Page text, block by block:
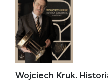
Wojciech Kruk.